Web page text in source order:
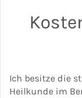
Ich besitze die
Heilkunde im